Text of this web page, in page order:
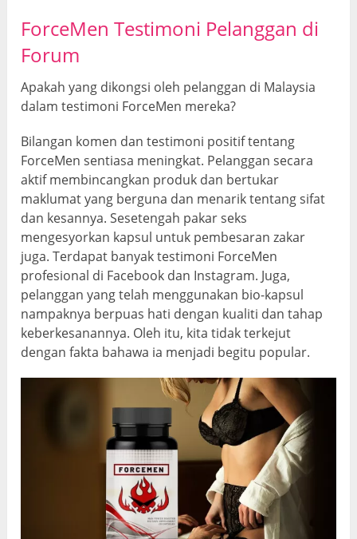
ForceMen Testimoni Pelanggan di
Forum
Apakah yang dikongsi oleh pelanggan di Malaysia
dalam testimoni ForceMen mereka?
Bilangan komen dan testimoni positif tentang
ForceMen sentiasa meningkat. Pelanggan secara
aktif membincangkan produk dan bertukar
maklumat yang berguna dan menarik tentang sifat
dan kesannya. Sesetengah pakar seks
mengesyorkan kapsul untuk pembesaran zakar
juga. Terdapat banyak testimoni ForceMen
profesional di Facebook dan Instagram. Juga,
pelanggan yang telah menggunakan bio-kapsul
nampaknya berpuas hati dengan kualiti dan tahap
keberkesanannya. Oleh itu, kita tidak terkejut
dengan fakta bahawa ia menjadi begitu popular.